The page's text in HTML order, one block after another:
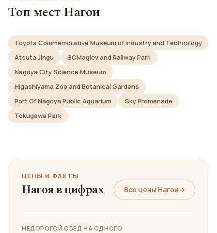
Топ мест Нагои
Toyota Commemorative Museum of Industry and Technology
Atsuta Jingu
SCMaglev and Railway Park
Nagoya City Science Museum
Higashiyama Zoo and Botanical Gardens
Port Of Nagoya Public Aquarium
Sky Promenade
Tokugawa Park
ЦЕНЫ И ФАКТЫ
Нагоя в цифрах Все цены Нагои→
НЕДОРОГОЙ ОБЕД НА ОДНОГО